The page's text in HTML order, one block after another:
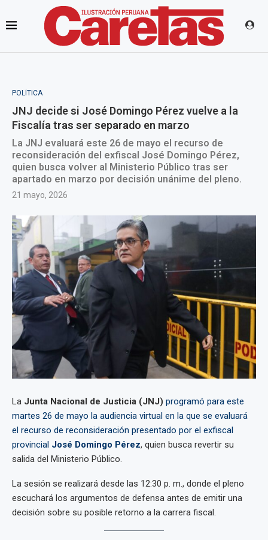
POLÍTICA
JNJ decide si José Domingo Pérez vuelve a la
Fiscalía tras ser separado en marzo
La JNJ evaluará este 26 de mayo el recurso de
reconsideración del exfiscal José Domingo Pérez,
quien busca volver al Ministerio Público tras ser
apartado en marzo por decisión unánime del pleno.
21 mayo, 2026
La Junta Nacional de Justicia (JNJ) programó para este
martes 26 de mayo la audiencia virtual en la que se evaluará
el recurso de reconsideración presentado por el exfiscal
provincial José Domingo Pérez, quien busca revertir su
salida del Ministerio Público.
La sesión se realizará desde las 12:30 p. m., donde el pleno
escuchará los argumentos de defensa antes de emitir una
decisión sobre su posible retorno a la carrera fiscal.